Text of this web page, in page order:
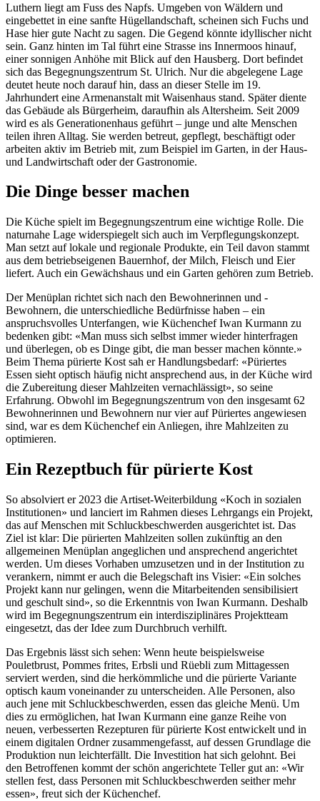
Luthern liegt am Fuss des Napfs. Umgeben von Wäldern und
eingebettet in eine sanfte Hügellandschaft, ­scheinen sich Fuchs und
Hase hier gute Nacht zu sagen. Die Gegend könnte idyllischer nicht
sein. Ganz hinten im Tal führt eine Strasse ins Innermoos hinauf,
einer sonnigen Anhöhe mit Blick auf den Hausberg. Dort befindet
sich das Begegnungszentrum St. Ulrich. Nur die abgelegene Lage
deutet heute noch darauf hin, dass an dieser Stelle im 19.
Jahrhundert eine Armenanstalt mit Waisenhaus stand. Später diente
das Gebäude als Bürgerheim, daraufhin als Altersheim. Seit 2009
wird es als Generationenhaus geführt – junge und alte Menschen
teilen ihren Alltag. Sie werden betreut, gepflegt, beschäftigt oder
arbeiten aktiv im Betrieb mit, zum Beispiel im Garten, in der Haus-
und Landwirtschaft oder der Gastronomie.
Die Dinge besser machen
Die Küche spielt im Begegnungszentrum eine wichtige ­Rolle. Die
naturnahe Lage widerspiegelt sich auch im ­Verpflegungskonzept.
Man setzt auf lokale und regionale Produkte, ein Teil davon stammt
aus dem betriebseigenen Bauernhof, der Milch, Fleisch und Eier
liefert. Auch ein Gewächshaus und ein Garten gehören zum Betrieb.
Der Menüplan richtet sich nach den Bewohnerinnen und ­
Bewohnern, die unterschiedliche Bedürfnisse haben – ein
anspruchsvolles Unterfangen, wie Küchenchef Iwan Kurmann zu
bedenken gibt: «Man muss sich selbst immer wieder hinterfragen
und überlegen, ob es Dinge gibt, die man besser machen könnte.»
Beim Thema pürierte Kost sah er Handlungsbedarf: «Püriertes
Essen sieht optisch häufig nicht ansprechend aus, in der Küche wird
die Zubereitung dieser Mahlzeiten vernachlässigt», so seine
Erfahrung. Obwohl im Begegnungszentrum von den insgesamt 62
Bewohnerinnen und Bewohnern nur vier auf Püriertes angewiesen
sind, war es dem Küchenchef ein Anliegen, ihre Mahlzeiten zu
optimieren.
Ein Rezeptbuch für pürierte Kost
So absolviert er 2023 die Artiset-Weiterbildung «Koch in sozialen
Institutionen» und lanciert im Rahmen dieses ­Lehrgangs ein Projekt,
das auf Menschen mit Schluck­be­schwerden ausgerichtet ist. Das
Ziel ist klar: Die pürier­ten ­Mahlzeiten sollen zukünftig an den
allgemeinen Menüplan angeglichen und ansprechend angerichtet
werden. Um ­dieses Vorhaben umzusetzen und in der Institution zu
ver­ankern, nimmt er auch die Belegschaft ins Visier: «Ein solches
Projekt kann nur gelingen, wenn die Mitarbeitenden sensibilisiert
und geschult sind», so die Erkenntnis von Iwan Kurmann. Deshalb
wird im Begegnungszentrum ein interdisziplinäres Projektteam
eingesetzt, das der Idee zum Durchbruch verhilft.
Das Ergebnis lässt sich sehen: Wenn heute beispiels­weise
Pouletbrust, Pommes frites, Erbsli und Rüebli zum Mittag­essen
serviert werden, sind die herkömmliche und die ­pürierte Variante
optisch kaum voneinander zu unter­scheiden. Alle Personen, also
auch jene mit Schluckbeschwerden, essen das gleiche Menü. Um
dies zu ermöglichen, hat Iwan Kurmann eine ganze Reihe von
neuen, verbesserten Rezepturen für pürierte Kost entwickelt und in
einem digitalen Ordner zusammengefasst, auf dessen Grundlage die
Produktion nun leichterfällt. Die Investi­tion hat sich gelohnt. Bei
den Betroffenen kommt der schön angerichtete Teller gut an: «Wir
stellen fest, dass Personen mit Schluckbeschwerden seither mehr
essen», freut sich der Küchenchef.